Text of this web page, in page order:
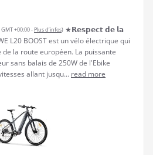
+00:00 - Plus d’infos) ★𝗥𝗲𝘀𝗽𝗲𝗰𝘁 𝗱𝗲 𝗹𝗮
L20 BOOST est un vélo électrique qui
la route européen. La puissante
sans balais de 250W de l'Ebike
allant jusqu... read more